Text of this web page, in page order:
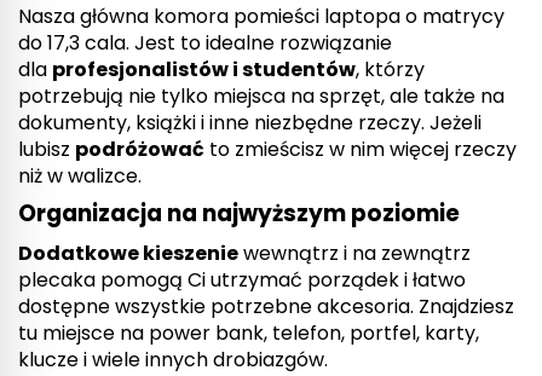
Nasza główna komora pomieści laptopa o matrycy
do 17,3 cala. Jest to idealne rozwiązanie
dla profesjonalistów i studentów, którzy
potrzebują nie tylko miejsca na sprzęt, ale także na
dokumenty, książki i inne niezbędne rzeczy. Jeżeli
lubisz podróżować to zmieścisz w nim więcej rzeczy
niż w walizce.
Organizacja na najwyższym poziomie
Dodatkowe kieszeniewewnątrz i na zewnątrz
plecaka pomogą Ci utrzymać porządek i łatwo
dostępne wszystkie potrzebne akcesoria. Znajdziesz
tu miejsce na power bank, telefon, portfel, karty,
klucze i wiele innych drobiazgów.